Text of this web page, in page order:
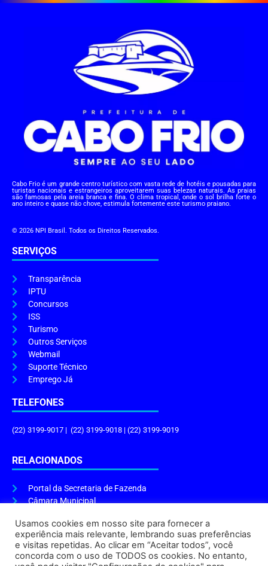
Cabo Frio é um grande centro turístico com vasta rede de hotéis e pousadas para
turistas nacionais e estrangeiros aproveitarem suas belezas naturais. As praias
são famosas pela areia branca e fina. O clima tropical, onde o sol brilha forte o
ano inteiro e quase não chove, estimula fortemente este turismo praiano.
© 2026 NPI Brasil. Todos os Direitos Reservados.
SERVIÇOS
Transparência
IPTU
Concursos
ISS
Turismo
Outros Serviços
Webmail
Suporte Técnico
Emprego Já
TELEFONES
(22) 3199-9017 | (22) 3199-9018 | (22) 3199-9019
RELACIONADOS
Portal da Secretaria de Fazenda
Câmara Municipal
ENDEREÇO E HORÁRIO
Endereço:Praça Tiradentes, s/n – Centro, Cabo Frio – RJ, 28906-290
Usamos cookies em nosso site para fornecer a
experiência mais relevante, lembrando suas preferências
e visitas repetidas. Ao clicar em “Aceitar todos”, você
concorda com o uso de TODOS os cookies. No entanto,